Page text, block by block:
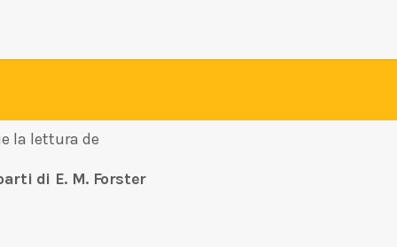
la lettura de
di E. M. Forster